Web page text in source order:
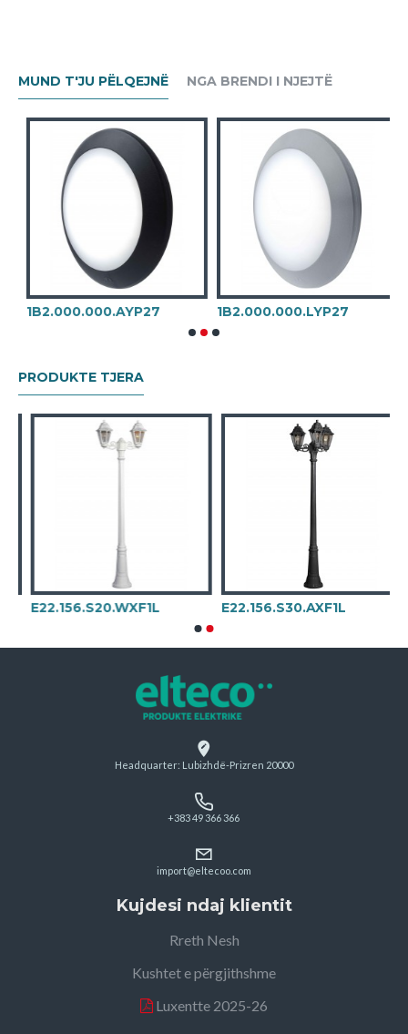
MUND T'JU PËLQEJNË NGA BRENDI I NJEJTË
1B2.000.000.AYP27 1B2.000.000.LYP27
PRODUKTE TJERA
E22.156.S20.WXF1L E22.156.S30.AXF1L
Headquarter: Lubizhdë-Prizren 20000
+383 49 366 366
import@eltecoo.com
Kujdesi ndaj klientit
Rreth Nesh
Kushtet e përgjithshme
Luxentte 2025-26